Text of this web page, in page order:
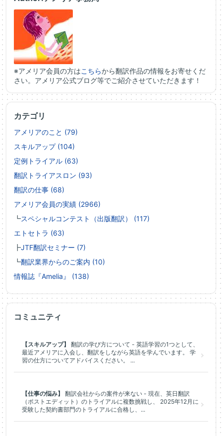
※アメリア会員の方はこちらから翻訳作品の情報をお寄せくだ
さい。アメリア公式ブログ等でご紹介させていただきます！
カテゴリ
アメリアのこと (79)
スキルアップ (104)
定例トライアル (63)
翻訳トライアスロン (93)
翻訳の仕事 (68)
アメリア会員の実績 (2966)
┗スペシャルコンテスト（出版翻訳） (117)
エトセトラ (63)
┣JTF翻訳セミナー (7)
┗翻訳業界からのご案内 (10)
情報誌『Amelia』 (138)
コミュニティ
【スキルアップ】
翻訳の学び方について - 英語学習の1つとして、
最近アメリアに入会し、翻訳をしながら英語を学んでいます。 学
習の仕方についてアドバイスください。 ...
【仕事の悩み】
翻訳会社からの案件が来ない - 現在、英日翻訳
（ポストエディット）のトライアルに複数挑戦し、 2025年12月に
受験した契約書部門のトライアルに合格し、...